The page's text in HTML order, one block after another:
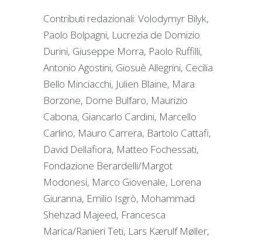
Contributi redazionali: Volodymyr Bilyk,
Paolo Bolpagni, Lucrezia de Domizio
Durini, Giuseppe Morra, Paolo Ruffilli,
Antonio Agostini, Giosuè Allegrini, Cecilia
Bello Minciacchi, Julien Blaine, Mara
Borzone, Dome Bulfaro, Maurizio
Cabona, Giancarlo Cardini, Marcello
Carlino, Mauro Carrera, Bartolo Cattafi,
David Dellafiora, Matteo Fochessati,
Fondazione Berardelli/Margot
Modonesi, Marco Giovenale, Lorena
Giuranna, Emilio Isgrò, Mohammad
Shehzad Majeed, Francesca
Marica/Ranieri Teti, Lars Kærulf Møller,